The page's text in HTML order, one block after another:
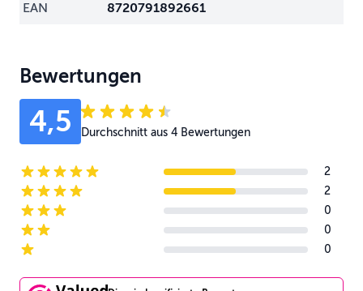
EAN 8720791892661
Bewertungen
4,5 Durchschnitt aus 4 Bewertungen
5-star reviews
2
4-star reviews
2
3-star reviews
0
2-star reviews
0
1-star reviews
0